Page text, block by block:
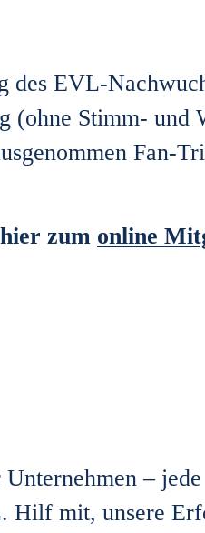
des EVL-
(ohne Stimm- und
Fan-
zum online
–
mit, unsere